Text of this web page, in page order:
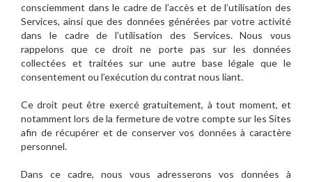
consciemment dans le cadre de l’accès et de l’utilisation des
Services, ainsi que des données générées par votre activité
dans le cadre de l’utilisation des Services. Nous vous
rappelons que ce droit ne porte pas sur les données
collectées et traitées sur une autre base légale que le
consentement ou l’exécution du contrat nous liant.
Ce droit peut être exercé gratuitement, à tout moment, et
notamment lors de la fermeture de votre compte sur les Sites
afin de récupérer et de conserver vos données à caractère
personnel.
Dans ce cadre, nous vous adresserons vos données à